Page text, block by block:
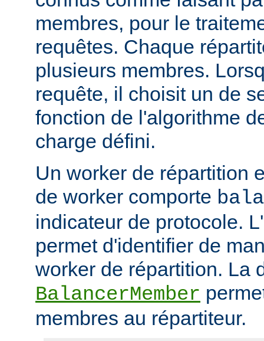
membres, pour le
requêtes. Chaque
plusieurs membres.
requête, il choisit un de
fonction de l'algorithme
charge défini.
Un worker de répartition
de worker comporte
indicateur de protocole.
permet d'identifier de
worker de répartition. La
BalancerMember
membres au répartiteur.